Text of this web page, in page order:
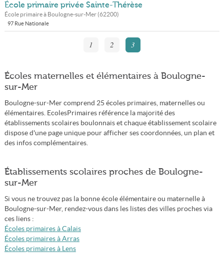
École primaire privée Sainte-Thérèse
École primaire à Boulogne-sur-Mer(62200)
97 Rue Nationale
1 2 3
Écoles maternelles et élémentaires à Boulogne-
sur-Mer
Boulogne-sur-Mer comprend 25 écoles primaires, maternelles ou
élémentaires. EcolesPrimaires référence la majorité des
établissements scolaires boulonnais et chaque établissement scolaire
dispose d'une page unique pour afficher ses coordonnées, un plan et
des infos complémentaires.
Établissements scolaires proches de Boulogne-
sur-Mer
Si vous ne trouvez pas la bonne école élémentaire ou maternelle à
Boulogne-sur-Mer, rendez-vous dans les listes des villes proches via
ces liens :
Écoles primaires à Calais
Écoles primaires à Arras
Écoles primaires à Lens